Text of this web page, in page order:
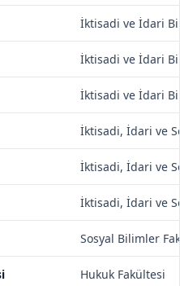
İktisadi ve İdari
İktisadi ve İdari
İktisadi ve İdari
İktisadi, İdari ve
İktisadi, İdari ve
İktisadi, İdari ve
Sosyal Bilimler
Hukuk Fakültesi